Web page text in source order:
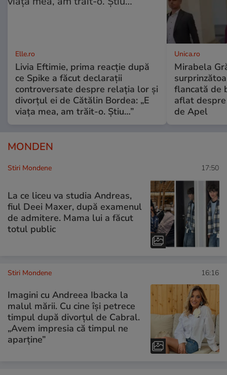
Elle.ro
Livia Eftimie, prima reacție după
ce Spike a făcut declarații
controversate despre relația lor și
divorțul ei de Cătălin Bordea: „E
viața mea, am trăit-o. Știu…”
Unica.ro
Mirabela
flancată de
aflat
de Apel
MONDEN
Stiri Mondene 17:50
La ce liceu va studia Andreas,
fiul Deei Maxer, după examenul
de admitere. Mama lui a făcut
totul public
Stiri Mondene 16:16
Imagini cu Andreea Ibacka la
malul mării. Cu cine își petrece
timpul după divorțul de Cabral.
„Avem impresia că timpul ne
aparține”